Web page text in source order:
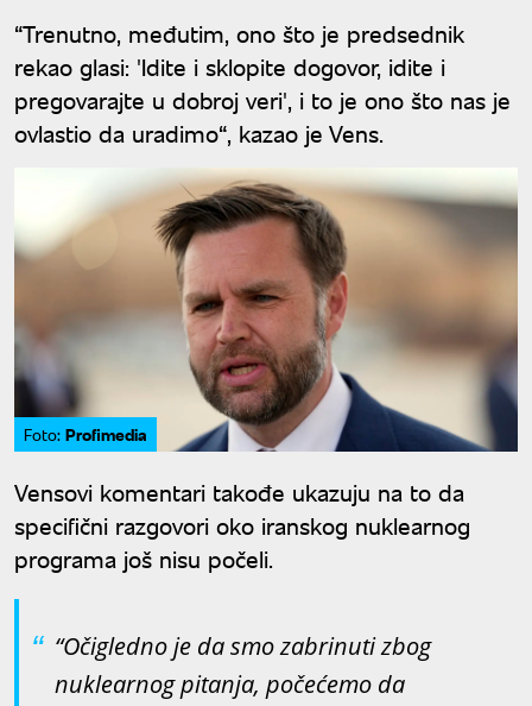
“Trenutno, međutim, ono što je predsednik
rekao glasi: 'Idite i sklopite dogovor, idite i
pregovarajte u dobroj veri', i to je ono što nas je
ovlastio da uradimo“, kazao je Vens.
Foto: Profimedia
Vensovi komentari takođe ukazuju na to da
specifični razgovori oko iranskog nuklearnog
programa još nisu počeli.
“Očigledno je da smo zabrinuti zbog
nuklearnog pitanja, počećemo da